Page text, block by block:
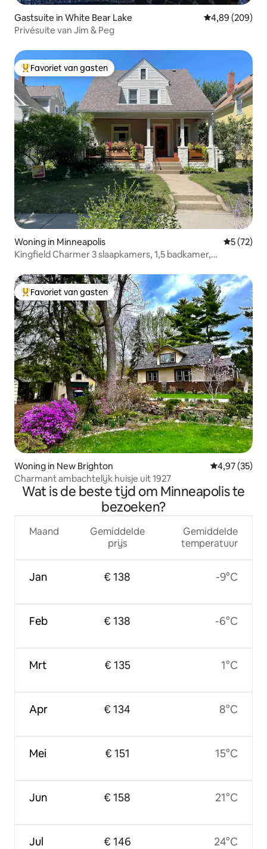
Gastsuite in White Bear Lake Gemiddelde
4,89 (209)
Privésuite van Jim & Peg
Topfavoriet van gasten
Favoriet van gasten
Woning in Minneapolis
5 (72)
Kingfield Charmer 3 slaapkamers, 1,5 badkamer,
Topfavoriet van gasten
Favoriet van gasten
Woning in New Brighton Gemiddelde
4,97 (35)
Charmant ambachtelijk huisje uit 1927
Wat is de beste tijd om Minneapolis te
bezoeken?
Maand
Jan
Feb
Mrt
Apr
Mei
Jun
Jul
Gemiddelde
prijs
€ 138
€ 138
€ 135
€ 134
€ 151
€ 158
€ 146
Gemiddelde
temperatuur
-9°C
-6°C
1°C
8°C
15°C
21°C
24°C